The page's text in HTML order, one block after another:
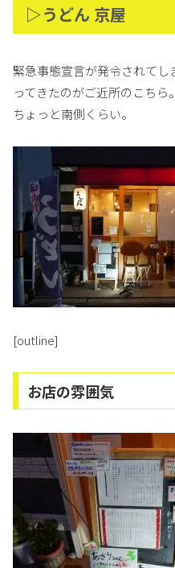
▷うどん 京屋
緊急事態宣言が発令されて
ってきたのがご近所のこち
ちょっと南側くらい。
[outline]
お店の雰囲気